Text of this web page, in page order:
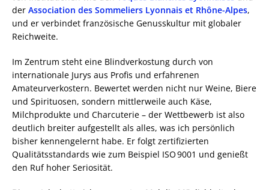
der Association des Sommeliers Lyonnais et Rhône-Alpes,
und er verbindet französische Genusskultur mit globaler
Reichweite.
Im Zentrum steht eine Blindverkostung durch von
internationale Jurys aus Profis und erfahrenen
Amateurverkostern. Bewertet werden nicht nur Weine, Biere
und Spirituosen, sondern mittlerweile auch Käse,
Milchprodukte und Charcuterie – der Wettbewerb ist also
deutlich breiter aufgestellt als alles, was ich persönlich
bisher kennengelernt habe. Er folgt zertifizierten
Qualitätsstandards wie zum Beispiel ISO 9001 und genießt
den Ruf hoher Seriosität.